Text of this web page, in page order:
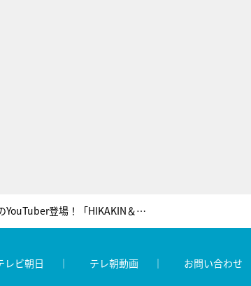
Mステ史上初のYouTuber登場！「HIKAKIN＆SEIKIN」、ステージ裏特別動画を配信
レビ朝日 テレ朝動画 お問い合わせ